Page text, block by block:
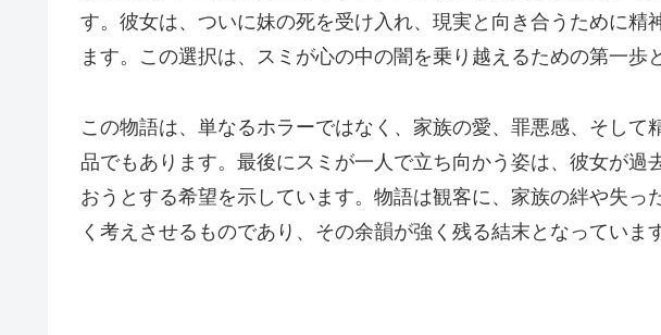
す。彼女は、ついに妹の死を受け入れ、現実と向き合うために精
ます。この選択は、スミが心の中の闇を乗り越えるための第一歩
この物語は、単なるホラーではなく、家族の愛、罪悪感、そして
品でもあります。最後にスミが一人で立ち向かう姿は、彼女が過
おうとする希望を示しています。物語は観客に、家族の絆や失っ
く考えさせるものであり、その余韻が強く残る結末となっています